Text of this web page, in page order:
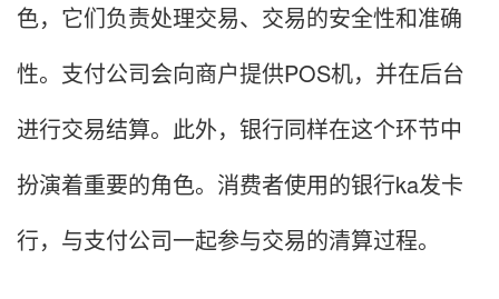
色，它们负责处理交易、交易的安全性和准确
性。支付公司会向商户提供POS机，并在后台
进行交易结算。此外，银行同样在这个环节中
扮演着重要的角色。消费者使用的银行ka发卡
行，与支付公司一起参与交易的清算过程。